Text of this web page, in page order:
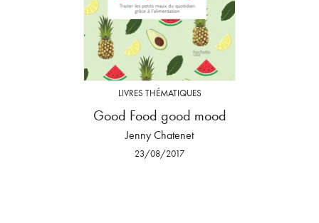
LIVRES THÉMATIQUES
Good Food good mood
Jenny Chatenet
23/08/2017